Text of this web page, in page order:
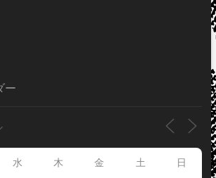
ー
水 木 金 土 日